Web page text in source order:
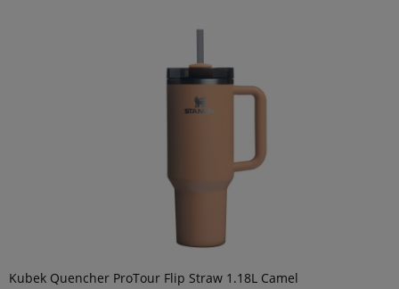
Kubek Quencher ProTour Flip Straw 1.18L Camel